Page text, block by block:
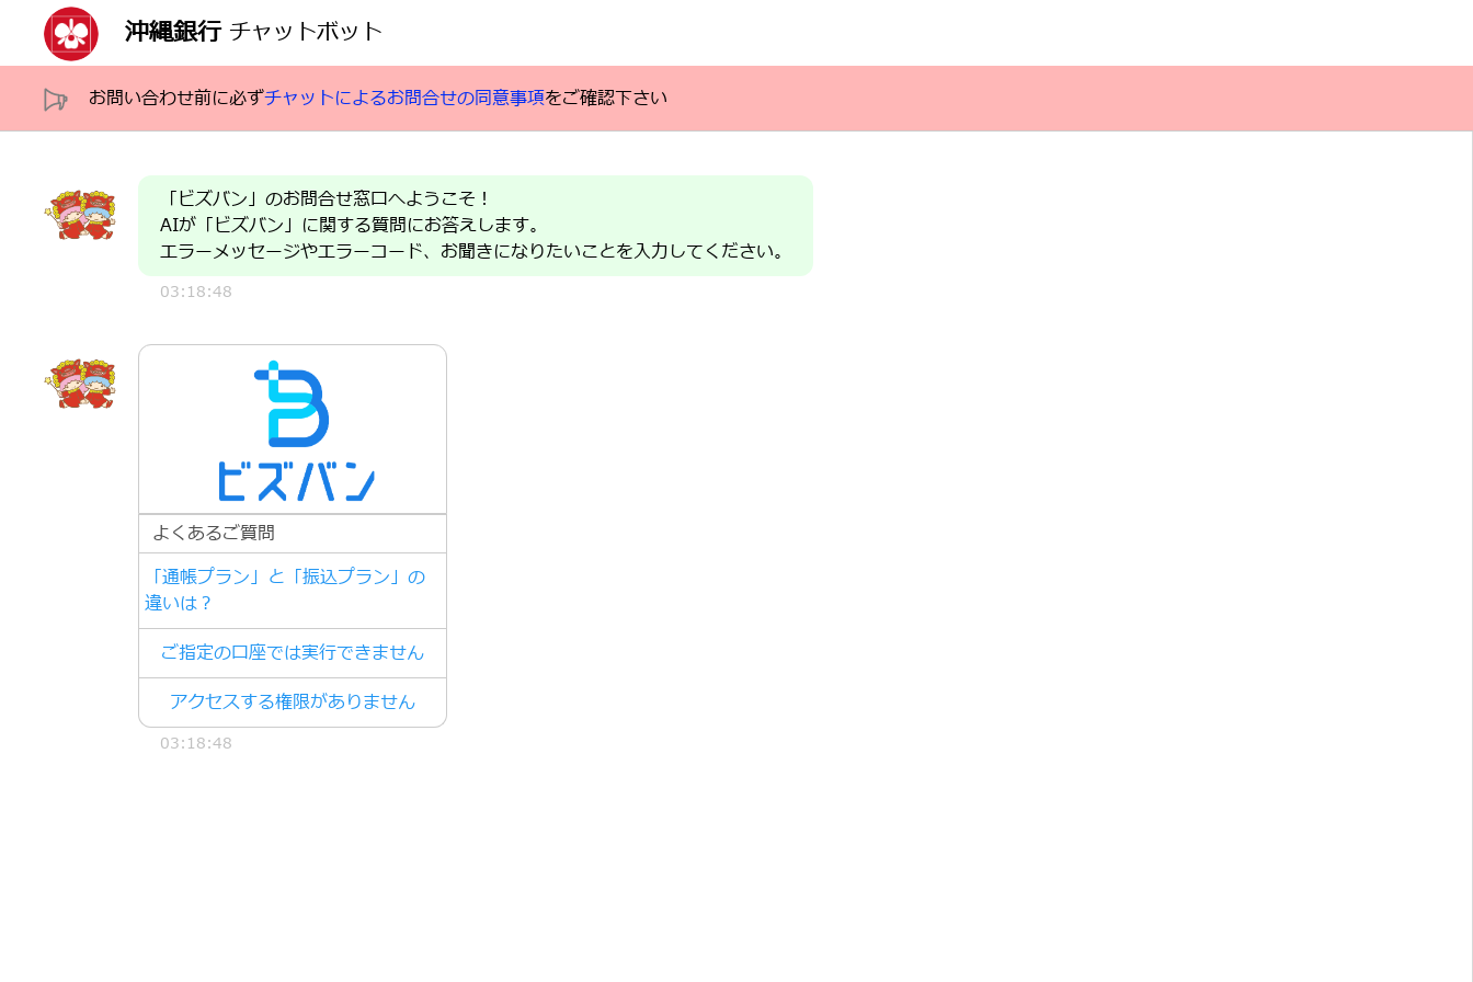
沖縄銀行 チャットボット
お問い合わせ前に必ずチャットによるお問合せの同意事項をご確認下さい
「ビズバン」のお問合せ窓口へようこそ！
AIが「ビズバン」に関する質問にお答えします。
エラーメッセージやエラーコード、お聞きになりたいことを入力してください。
03:18:48
よくあるご質問
「通帳プラン」と「振込プラン」の
違いは？
ご指定の口座では実行できません
アクセスする権限がありません
03:18:48